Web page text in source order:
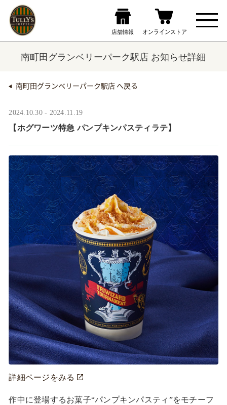
南町田グランベリーパーク駅店 お知らせ詳細
南町田グランベリーパーク駅店 へ戻る
2024.10.30 - 2024.11.19
【ホグワーツ特急 パンプキンパスティラテ】
詳細ページをみる
作中に登場するお菓子“パンプキンパスティ”をモチーフ